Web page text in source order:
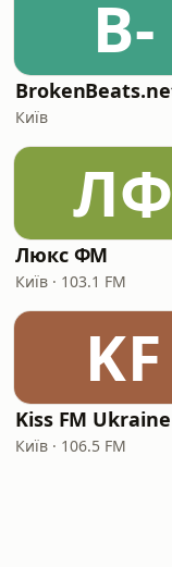
B-
Київ
ЛФ
Люкс ФМ
Київ · 103.1 FM
KF
Kiss FM Ukraine
Київ · 106.5 FM